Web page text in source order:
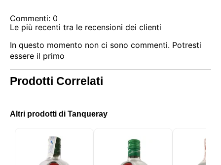
Commenti: 0
Le più recenti tra le recensioni dei clienti
In questo momento non ci sono commenti. Potresti
essere il primo
Prodotti Correlati
Altri prodotti di Tanqueray
memorizzare e scrivere informazioni sul tuo browser
account utente, che possono includere identificatori
personali (ad esempio, indirizzo IP e dettagli della
sessione) e cronologia di navigazione. Utilizziamo